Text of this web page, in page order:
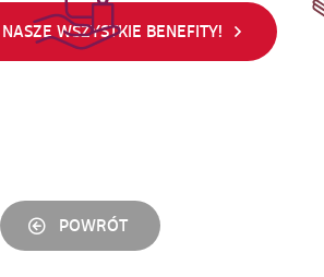
sytuacji życiowej
WSZYSTKIE BENEFITY!
POWRÓT